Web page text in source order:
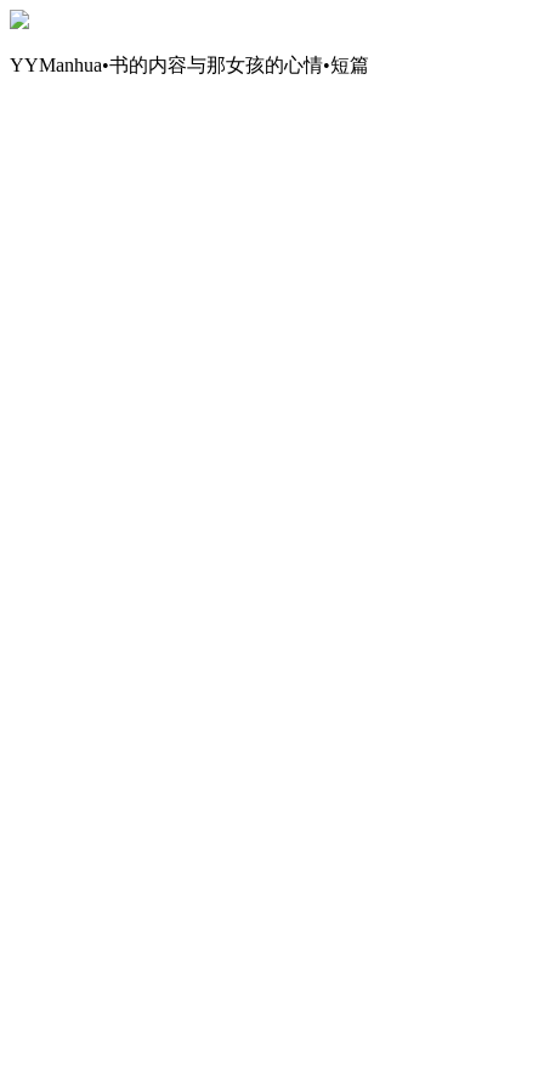
YYManhua•书的内容与那女孩的心情•短篇